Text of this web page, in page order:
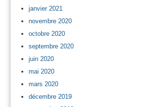
janvier 2021
novembre 2020
octobre 2020
septembre 2020
juin 2020
mai 2020
mars 2020
décembre 2019